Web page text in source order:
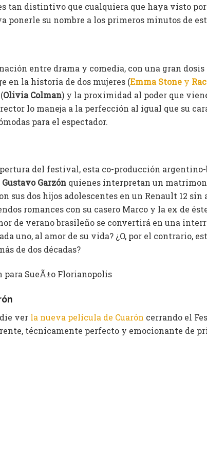
tan distintivo que cualquiera que haya visto
ponerle su nombre a los primeros minutos de
entre drama y comedia, con una gran
en la historia de dos mujeres (Emma Stone y
Olivia Colman) y la proximidad al poder que
lo maneja a la perfección al igual que su
para el espectador.
del festival, esta co-producción
Gustavo Garzón quienes interpretan un
sus dos hijos adolescentes en un Renault 12 sin
romances con su casero Marco y la ex de
de verano brasileño se convertirá en una
uno, al amor de su vida? ¿O, por el contrario,
de dos décadas?
ver la nueva película de Cuarón cerrando el
técnicamente perfecto y emocionante de